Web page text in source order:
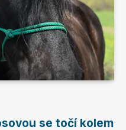
se točí kolem